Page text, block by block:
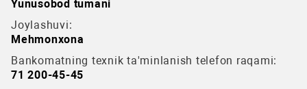
Yunusobod tumani
Joylashuvi:
Mehmonxona
Bankomatning texnik ta'minlanish telefon raqami:
71 200-45-45